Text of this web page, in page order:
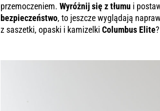
przemoczeniem.Wyróżnij się z tłumu i
bezpieczeństwo, to jeszcze wyglądają
z saszetki, opaski i kamizelkiColumbus Elite